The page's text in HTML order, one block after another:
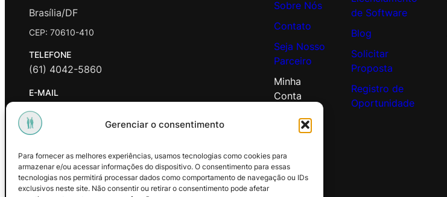
Gerenciar o consentimento
Para fornecer as melhores experiências, usamos tecnologias como cookies para
armazenar e/ou acessar informações do dispositivo. O consentimento para essas
tecnologias nos permitirá processar dados como comportamento de navegação ou IDs
exclusivos neste site. Não consentir ou retirar o consentimento pode afetar
Brasília/DF
CEP: 70610-410
TELEFONE
(61) 4042-5860
E-MAIL
contato@promasters.net.br
HORÁRIO DE ATENDIMENTO
Facebook Instagram Youtube
Sobre Nós
Contato
Seja Nosso
Parceiro
Minha
Conta
de Software
Blog
Solicitar
Proposta
Registro de
Oportunidade